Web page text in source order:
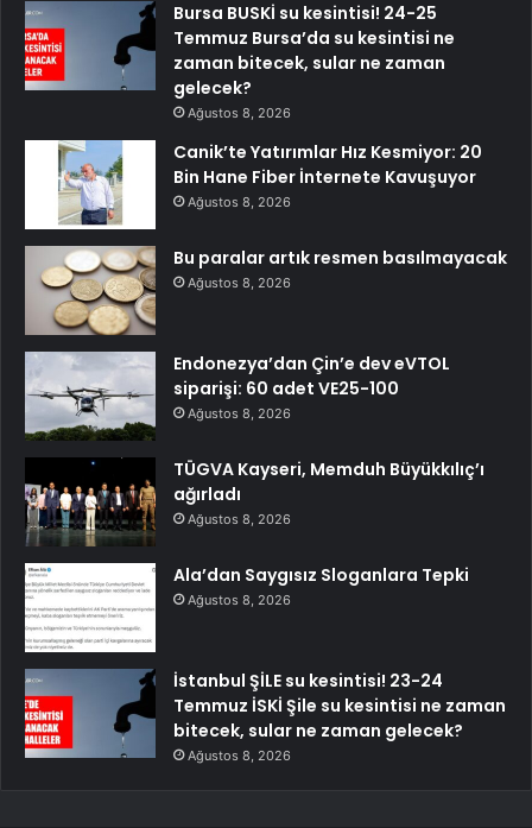
Bursa BUSKİ su kesintisi! 24-25
Temmuz Bursa’da su kesintisi ne
zaman bitecek, sular ne zaman
gelecek?
Ağustos 8, 2026
Canik’te Yatırımlar Hız Kesmiyor: 20
Bin Hane Fiber İnternete Kavuşuyor
Ağustos 8, 2026
Bu paralar artık resmen basılmayacak
Ağustos 8, 2026
Endonezya’dan Çin’e dev eVTOL
siparişi: 60 adet VE25-100
Ağustos 8, 2026
TÜGVA Kayseri, Memduh Büyükkılıç’ı
ağırladı
Ağustos 8, 2026
Ala’dan Saygısız Sloganlara Tepki
Ağustos 8, 2026
İstanbul ŞİLE su kesintisi! 23-24
Temmuz İSKİ Şile su kesintisi ne zaman
bitecek, sular ne zaman gelecek?
Ağustos 8, 2026